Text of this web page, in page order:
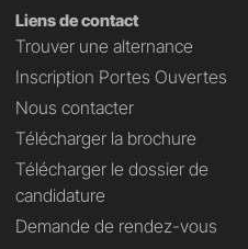
Liens de contact
Trouver une alternance
Inscription Portes Ouvertes
Nous contacter
Télécharger la brochure
Télécharger le dossier de
candidature
Demande de rendez-vous